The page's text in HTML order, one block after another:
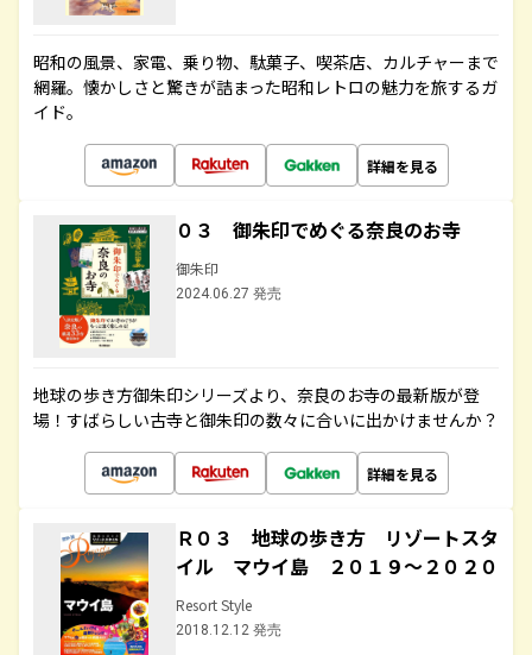
昭和の風景、家電、乗り物、駄菓子、喫茶店、カルチャーまで
網羅。懐かしさと驚きが詰まった昭和レトロの魅力を旅するガ
イド。
詳細を見る
０３ 御朱印でめぐる奈良のお寺
御朱印
2024.06.27 発売
地球の歩き方御朱印シリーズより、奈良のお寺の最新版が登
場！すばらしい古寺と御朱印の数々に合いに出かけませんか？
詳細を見る
Ｒ０３ 地球の歩き方 リゾートスタ
イル マウイ島 ２０１９～２０２０
Resort Style
2018.12.12 発売